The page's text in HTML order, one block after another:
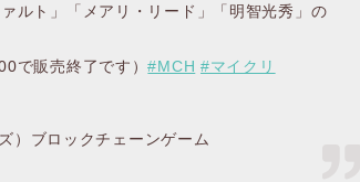
ルト」「メアリ・リード」「明智光秀」の
で販売終了です）#MCH #マイクリ
ブロックチェーンゲーム